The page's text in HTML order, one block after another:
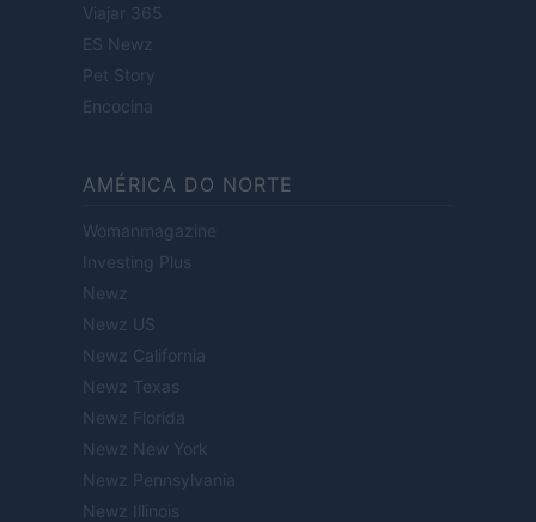
Viajar 365
ES Newz
Pet Story
Encocina
AMÉRICA DO NORTE
Womanmagazine
Investing Plus
Newz
Newz US
Newz California
Newz Texas
Newz Florida
Newz New York
Newz Pennsylvania
Newz Illinois